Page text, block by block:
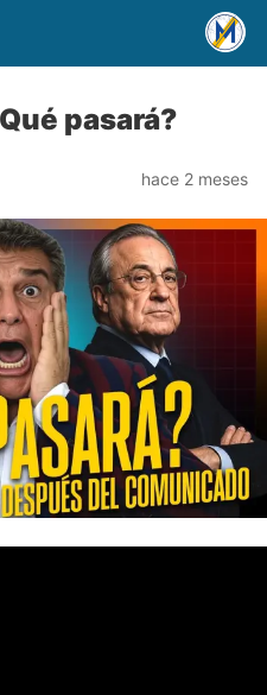
pasará?
hace 2 meses